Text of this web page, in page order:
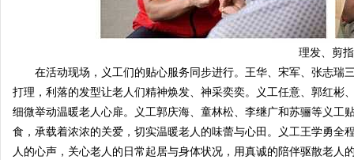
理发、剪
在活动现场，义工们的贴心服务同步进行。王华、宋军、张志瑞
打理，利落的发型让老人们精神焕发、神采奕奕。义工任意、郭红彬
细微举动温暖老人心扉。义工郭庆海、童林松、李继广和苏骊等义工
食，承载着浓浓的关爱，切实温暖老人的味蕾与心田。义工王学勇全
人的心声，关心老人的日常起居与身体状况，用真诚的陪伴驱散老人